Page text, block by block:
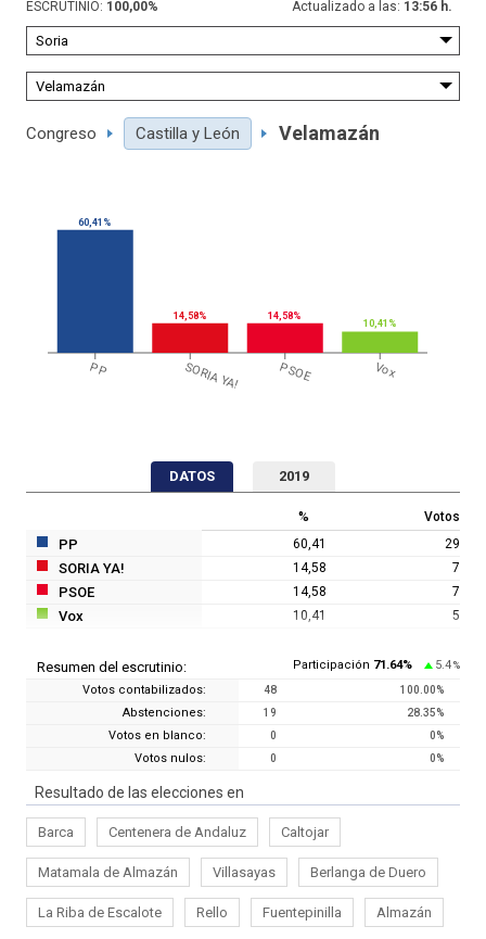
ESCRUTINIO: 100,00% Actualizado a las: 13:56 h.
Congreso Castilla y León Velamazán
PP SORIA YA! PSOE Vox
60,41%
14,58% 14,58%
10,41%
DATOS 2019
% Votos
PP 60,41 29
SORIA YA! 14,58 7
PSOE 14,58 7
Vox 10,41 5
Resumen del escrutinio: Participación 71.64% 5.4 %
Votos contabilizados: 48 100.00%
Abstenciones: 19 28.35%
Votos en blanco: 0 0%
Votos nulos: 0 0%
Resultado de las elecciones en
Barca Centenera de Andaluz Caltojar
Matamala de Almazán Villasayas Berlanga de Duero
La Riba de Escalote Rello Fuentepinilla Almazán